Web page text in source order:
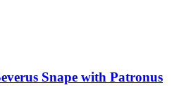
Snape with Patronus